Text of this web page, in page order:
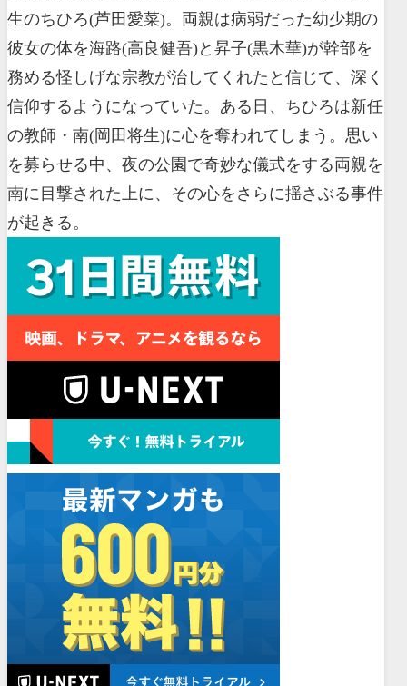
生のちひろ(芦田愛菜)。両親は病弱だった幼少期の
彼女の体を海路(高良健吾)と昇子(黒木華)が幹部を
務める怪しげな宗教が治してくれたと信じて、深く
信仰するようになっていた。ある日、ちひろは新任
の教師・南(岡田将生)に心を奪われてしまう。思い
を募らせる中、夜の公園で奇妙な儀式をする両親を
南に目撃された上に、その心をさらに揺さぶる事件
が起きる。